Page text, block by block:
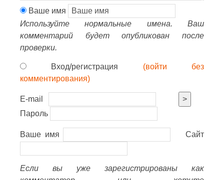
Ваше имя
Используйте нормальные имена. Ваш
комментарий будет опубликован после
проверки.
Вход/регистрация (войти без
комментирования)
E-mail
>
Пароль
Ваше имя Сайт
Если вы уже зарегистрированы как